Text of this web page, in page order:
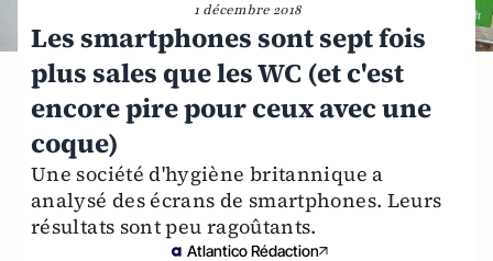
1 décembre 2018
Les smartphones sont sept fois
plus sales que les WC (et c'est
encore pire pour ceux avec une
coque)
Une société d'hygiène britannique a
analysé des écrans de smartphones. Leurs
résultats sont peu ragoûtants.
Atlantico Rédaction